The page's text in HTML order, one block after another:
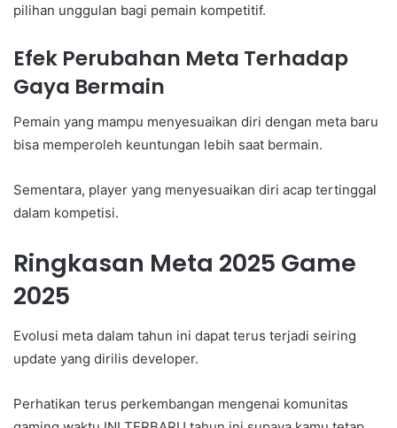
pilihan unggulan bagi pemain kompetitif.
Efek Perubahan Meta Terhadap
Gaya Bermain
Pemain yang mampu menyesuaikan diri dengan meta baru
bisa memperoleh keuntungan lebih saat bermain.
Sementara, player yang menyesuaikan diri acap tertinggal
dalam kompetisi.
Ringkasan Meta 2025 Game
2025
Evolusi meta dalam tahun ini dapat terus terjadi seiring
update yang dirilis developer.
Perhatikan terus perkembangan mengenai komunitas